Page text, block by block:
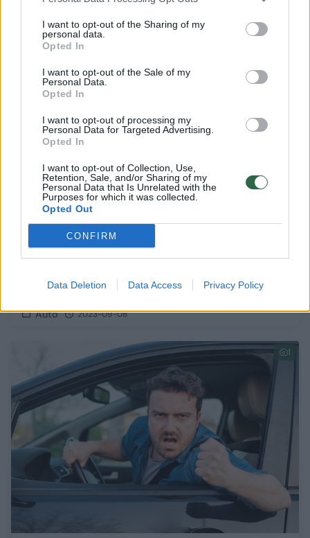
I want to opt-out of the Sharing of my
personal data.
Opted In
I want to opt-out of the Sale of my
Personal Data.
Opted In
I want to opt-out of processing my
Personal Data for Targeted Advertising.
Opted In
I want to opt-out of Collection, Use,
Retention, Sale, and/or Sharing of my
Personal Data that Is Unrelated with the
Purposes for which it was collected.
Opted Out
CONFIRM
Data Deletion Data Access Privacy Policy
Auto 2023-09-19
elgesys juos labiausiai dirgina keliuose
Auto 2023-09-08
1